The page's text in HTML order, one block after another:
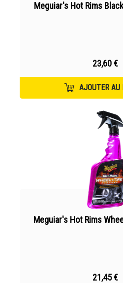
Meguiar's Hot Rims
23,60 €
AJOUTER AU
Meguiar's Hot Rims
21,45 €